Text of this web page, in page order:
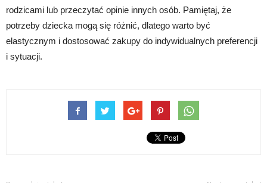
rodzicami lub przeczytać opinie innych osób. Pamiętaj, że
potrzeby dziecka mogą się różnić, dlatego warto być
elastycznym i dostosować zakupy do indywidualnych preferencji
i sytuacji.